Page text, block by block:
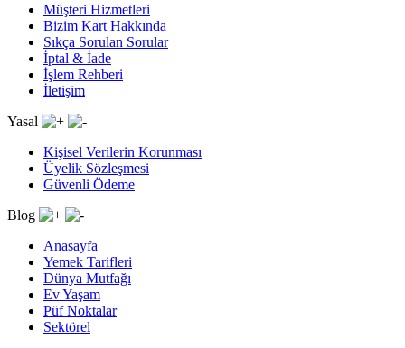
Müşteri Hizmetleri
Bizim Kart Hakkında
Sıkça Sorulan Sorular
İptal & İade
İşlem Rehberi
İletişim
Yasal
Kişisel Verilerin Korunması
Üyelik Sözleşmesi
Güvenli Ödeme
Blog
Anasayfa
Yemek Tarifleri
Dünya Mutfağı
Ev Yaşam
Püf Noktalar
Sektörel